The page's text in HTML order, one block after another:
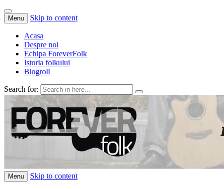
Menu Skip to content
Acasa
Despre noi
Echipa ForeverFolk
Istoria folkului
Blogroll
Search for:
ForeverFolk
Muzica sufletului tau
Menu Skip to content